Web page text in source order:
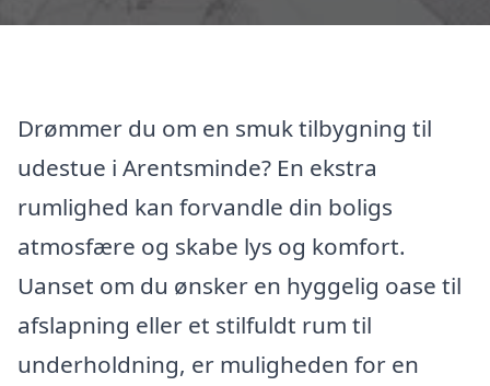
Drømmer du om en smuk tilbygning til
udestue i Arentsminde? En ekstra
rumlighed kan forvandle din boligs
atmosfære og skabe lys og komfort.
Uanset om du ønsker en hyggelig oase til
afslapning eller et stilfuldt rum til
underholdning, er muligheden for en